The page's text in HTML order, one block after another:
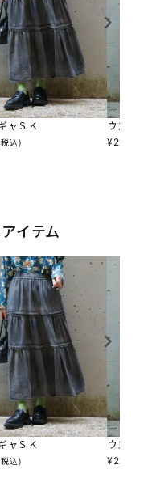
ャＳＫ
税込)
ウスデ
¥
イテム
ャＳＫ
税込)
ウスデ
¥